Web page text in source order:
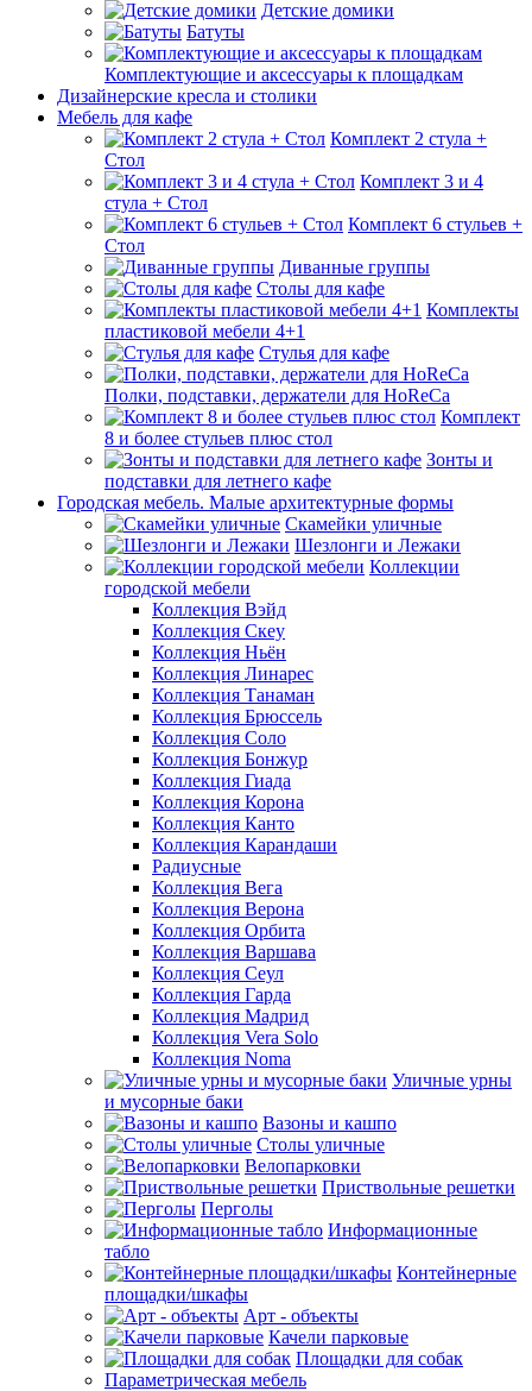
Детские домики
Батуты
Комплектующие и аксессуары к площадкам
Дизайнерские кресла и столики
Мебель для кафе
Комплект 2 стула +
Стол
Комплект 3 и 4
стула + Стол
Комплект 6 стульев +
Стол
Диванные группы
Столы для кафе
Комплекты
пластиковой мебели 4+1
Стулья для кафе
Полки, подставки, держатели для HoReCa
Комплект
8 и более стульев плюс стол
Зонты и
подставки для летнего кафе
Городская мебель. Малые архитектурные формы
Скамейки уличные
Шезлонги и Лежаки
Коллекции
городской мебели
Коллекция Вэйд
Коллекция Скеу
Коллекция Ньён
Коллекция Линарес
Коллекция Танаман
Коллекция Брюссель
Коллекция Соло
Коллекция Бонжур
Коллекция Гиада
Коллекция Корона
Коллекция Канто
Коллекция Карандаши
Радиусные
Коллекция Вега
Коллекция Верона
Коллекция Орбита
Коллекция Варшава
Коллекция Сеул
Коллекция Гарда
Коллекция Мадрид
Коллекция Vera Solo
Коллекция Noma
Уличные урны
и мусорные баки
Вазоны и кашпо
Столы уличные
Велопарковки
Приствольные решетки
Перголы
Информационные
табло
Контейнерные
площадки/шкафы
Арт - объекты
Качели парковые
Площадки для собак
Параметрическая мебель